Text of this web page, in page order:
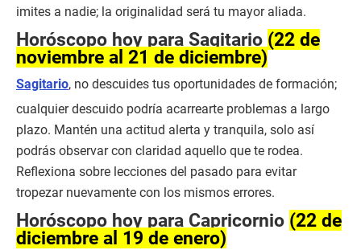
imites a nadie; la originalidad será tu mayor aliada.
Horóscopo hoy para Sagitario (22 de
noviembre al 21 de diciembre)
Sagitario, no descuides tus oportunidades de formación;
cualquier descuido podría acarrearte problemas a largo
plazo. Mantén una actitud alerta y tranquila, solo así
podrás observar con claridad aquello que te rodea.
Reflexiona sobre lecciones del pasado para evitar
tropezar nuevamente con los mismos errores.
Horóscopo hoy para Capricornio (22 de
diciembre al 19 de enero)